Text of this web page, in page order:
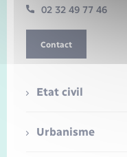
02 32 49 77 46
Contact
Etat civil
Urbanisme